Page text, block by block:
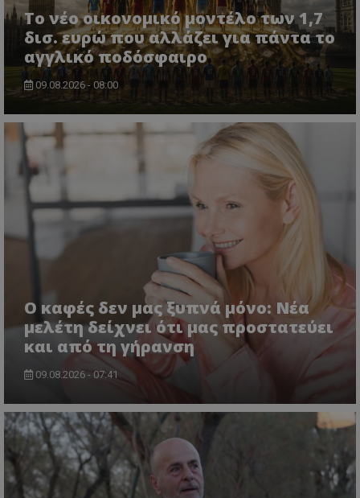
Το νέο οικονομικό μοντέλο των 1,7
δισ. ευρώ που αλλάζει για πάντα το
αγγλικό ποδόσφαιρο
09.08.2026 - 08:00
Ο καφές δεν μας ξυπνά μόνο: Νέα
μελέτη δείχνει ότι μας προστατεύει
και από τη γήρανση
09.08.2026 - 07:41